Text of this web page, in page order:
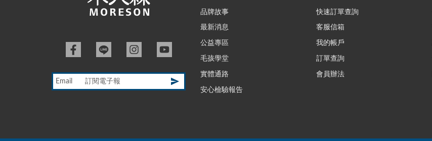
品牌故事
最新消息
公益專區
毛孩學堂
實體通路
安心檢驗報告
快速訂單查詢
客服信箱
我的帳戶
訂單查詢
會員辦法
Email